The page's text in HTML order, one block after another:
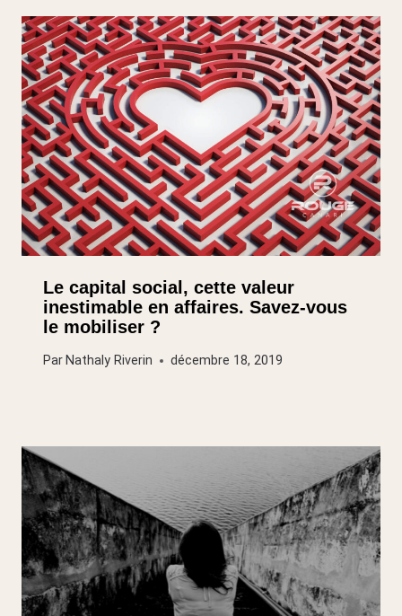
Le capital social, cette valeur
inestimable en affaires. Savez-vous
le mobiliser ?
Par Nathaly Riverin décembre 18, 2019